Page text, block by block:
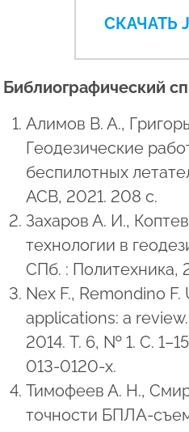
СКАЧАТЬ
Библиографический
Алимов В. А.,
Геодезические
беспилотных
АСВ, 2021. 208 с.
Захаров А. И.,
технологии в
СПб. : Политехника,
Nex F., Remondino
applications: a
2014. Т. 6, № 1. С.
013-0120-x.
Тимофеев А. Н.,
точности БПЛА-